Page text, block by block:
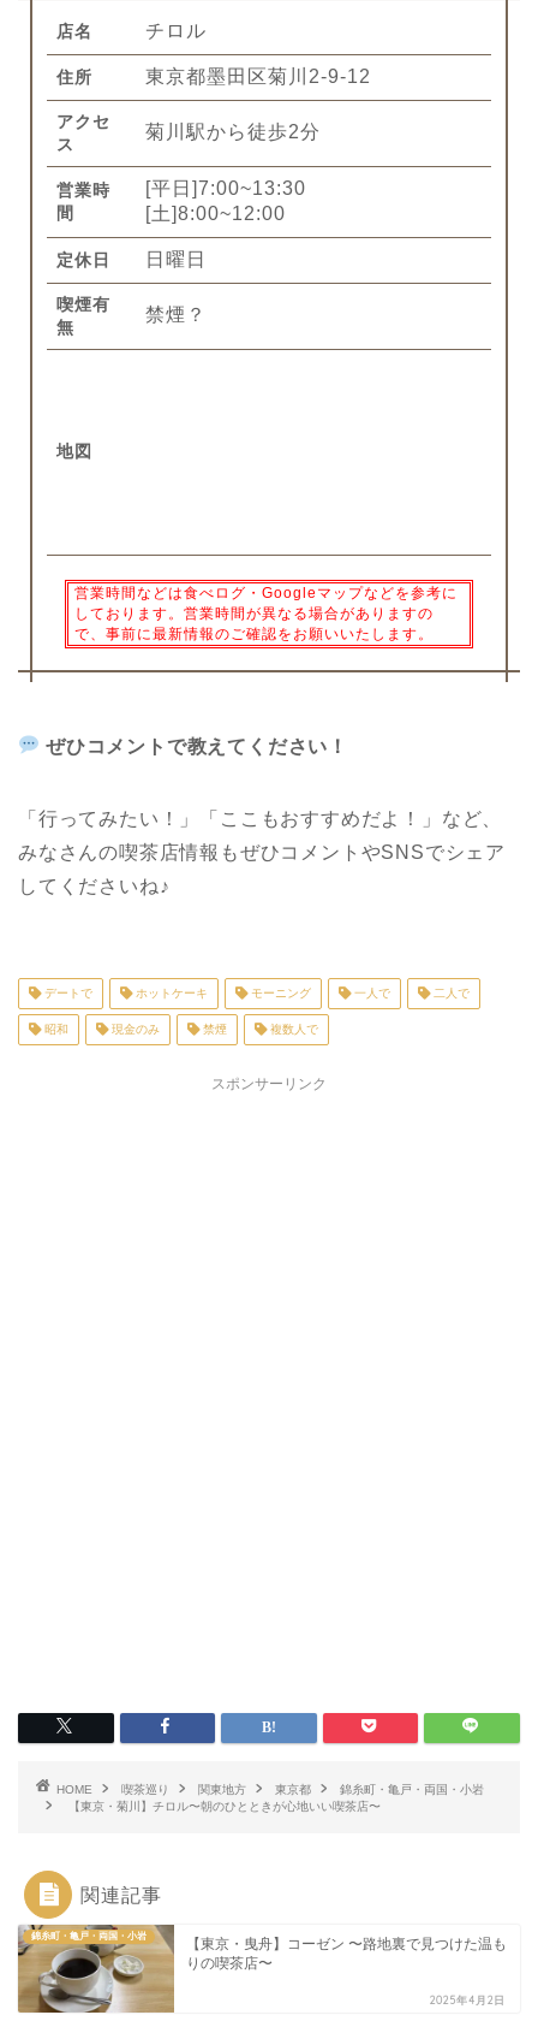
店名 チロル
住所 東京都墨田区菊川2-9-12
アクセ
ス
菊川駅から徒歩2分
営業時
間
[平日]7:00~13:30
[土]8:00~12:00
定休日 日曜日
喫煙有
無
禁煙？
地図
営業時間などは食べログ・Googleマップなどを参考に
しております。営業時間が異なる場合がありますの
で、事前に最新情報のご確認をお願いいたします。
ぜひコメントで教えてください！
「行ってみたい！」「ここもおすすめだよ！」など、
みなさんの喫茶店情報もぜひコメントやSNSでシェア
してくださいね♪
デートで ホットケーキ モーニング 一人で 二人で
昭和 現金のみ 禁煙 複数人で
スポンサーリンク
HOME 喫茶巡り 関東地方 東京都
錦糸町・亀戸・両国・小岩
【東京・菊川】チロル〜朝のひとときが心地いい喫茶店〜
関連記事
錦糸町・亀戸・両国・小岩
【東京・曳舟】コーゼン 〜路地裏で見つけた温も
りの喫茶店〜
2025年4月2日